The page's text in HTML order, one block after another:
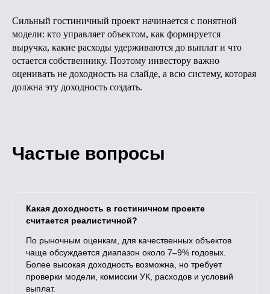
Сильный гостиничный проект начинается с понятной
модели: кто управляет объектом, как формируется
выручка, какие расходы удерживаются до выплат и что
остается собственнику. Поэтому инвестору важно
оценивать не доходность на слайде, а всю систему, которая
должна эту доходность создать.
Частые вопросы
Какая доходность в гостиничном проекте
считается реалистичной?
По рыночным оценкам, для качественных объектов
чаще обсуждается диапазон около 7–9% годовых.
Более высокая доходность возможна, но требует
проверки модели, комиссии УК, расходов и условий
выплат.